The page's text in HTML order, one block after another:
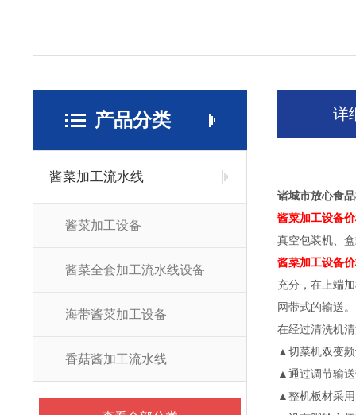
产品分类
酱菜加工流水线
酱菜加工设备
酱菜全套加工流水线设备
海带酱菜加工设备
香菇酱加工流水线
详
诸城市放心食
酱菜加工设备
真空包装机、
酱菜加工设备
充分，在上端
网带式的输送
在经过清洗机
▲切菜机双变
▲通过调节输
▲整机板材采用